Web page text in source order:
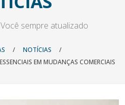
sempre atualizado
/ NOTÍCIAS
/
EM MUDANÇAS COMERCIAIS